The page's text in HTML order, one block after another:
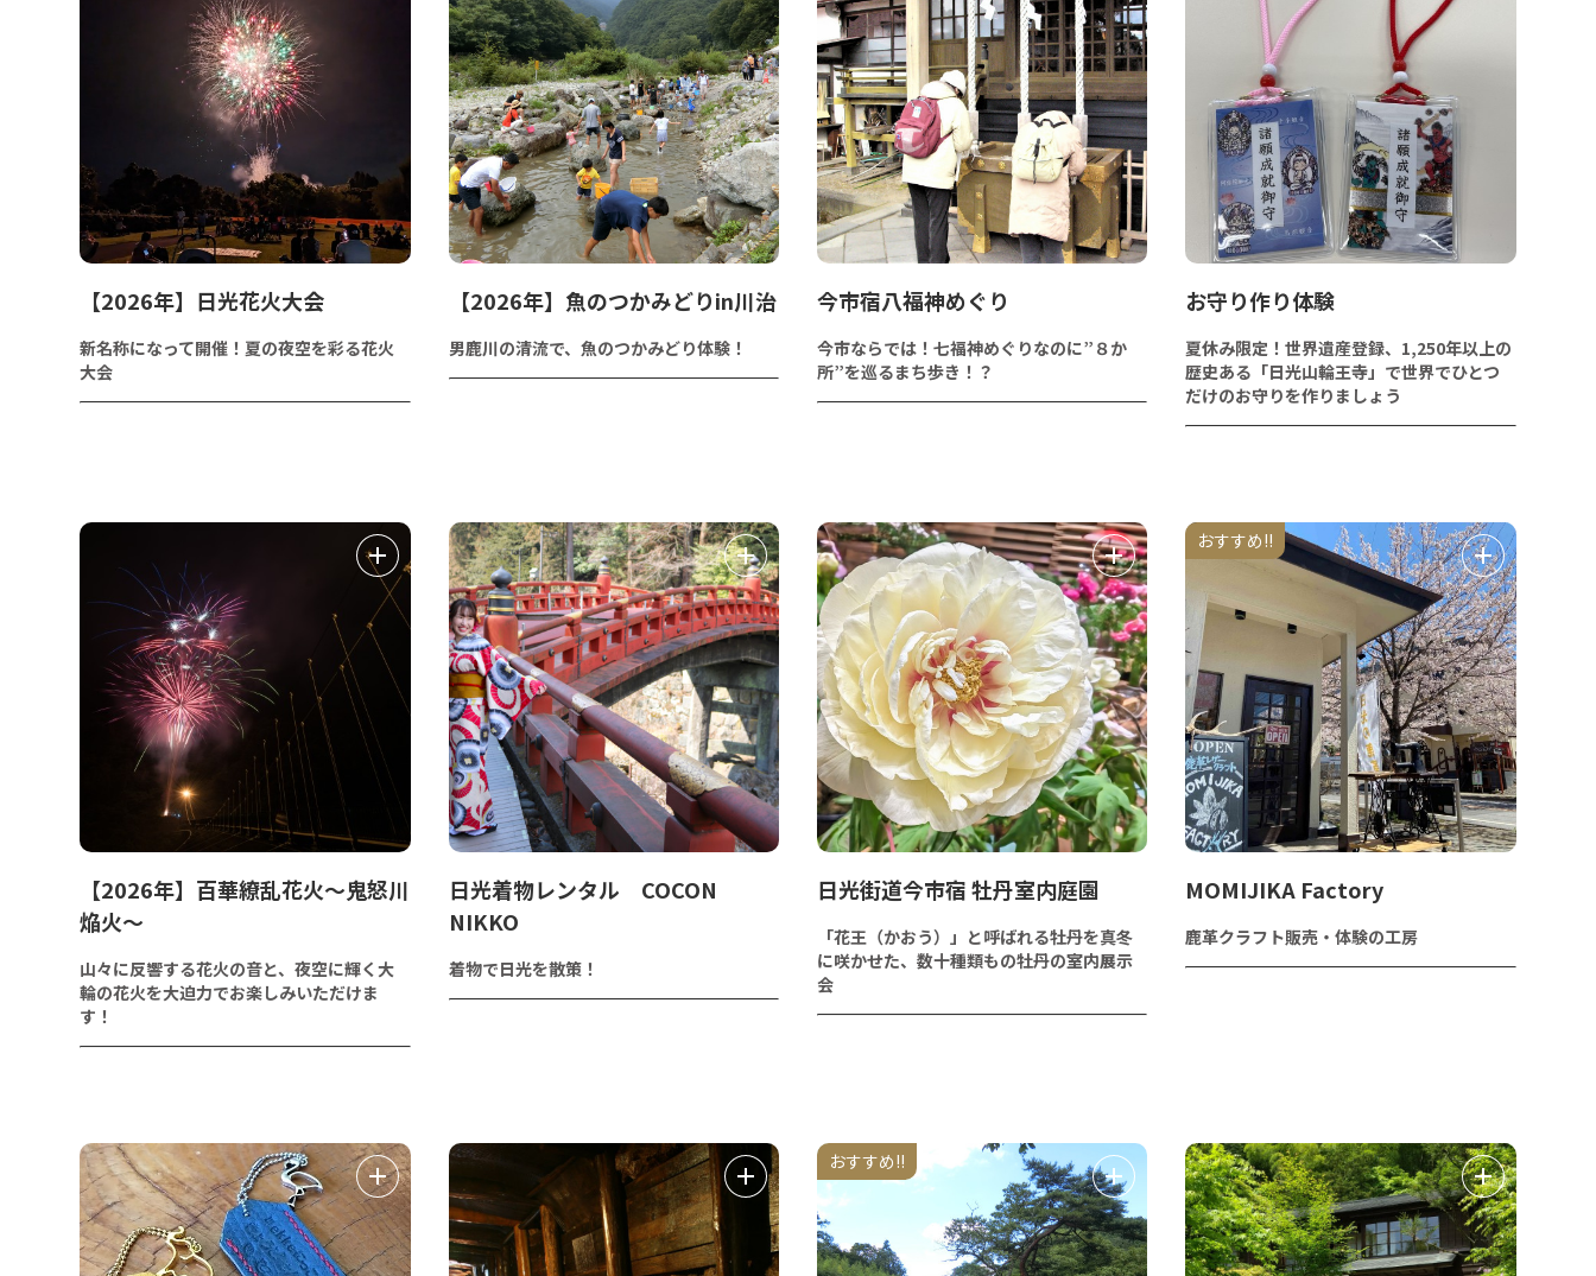
【2026年】日光花火大会
新名称になって開催！夏の夜空を彩る花火
大会
【2026年】魚のつかみどりin川治
男鹿川の清流で、魚のつかみどり体験！
今市宿八福神めぐり
今市ならでは！七福神めぐりなのに”８か
所”を巡るまち歩き！？
お守り作り体験
夏休み限定！世界遺産登録、1,250年以上の
歴史ある「日光山輪王寺」で世界でひとつ
だけのお守りを作りましょう
【2026年】百華繚乱花火～鬼怒川
焔火～
山々に反響する花火の音と、夜空に輝く大
輪の花火を大迫力でお楽しみいただけま
す！
日光着物レンタル COCON
NIKKO
着物で日光を散策！
日光街道今市宿 牡丹室内庭園
「花王（かおう）」と呼ばれる牡丹を真冬
に咲かせた、数十種類もの牡丹の室内展示
会
おすすめ!!
MOMIJIKA Factory
鹿革クラフト販売・体験の工房
おすすめ!!